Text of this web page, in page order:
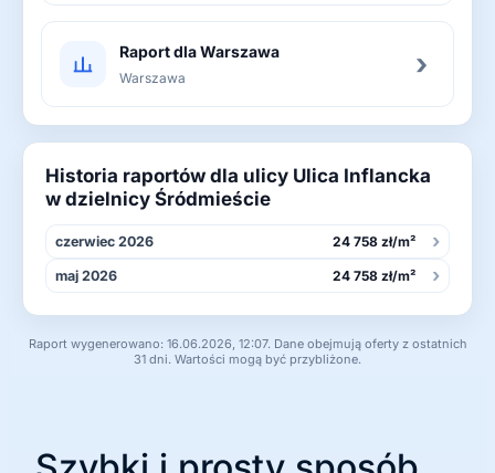
Raport dla Warszawa
Warszawa ›
Historia raportów dla ulicy Ulica Inflancka
w dzielnicy Śródmieście
czerwiec 2026 24 758 zł/m² ›
maj 2026 24 758 zł/m² ›
Raport wygenerowano: 16.06.2026, 12:07. Dane obejmują oferty z ostatnich
31 dni. Wartości mogą być przybliżone.